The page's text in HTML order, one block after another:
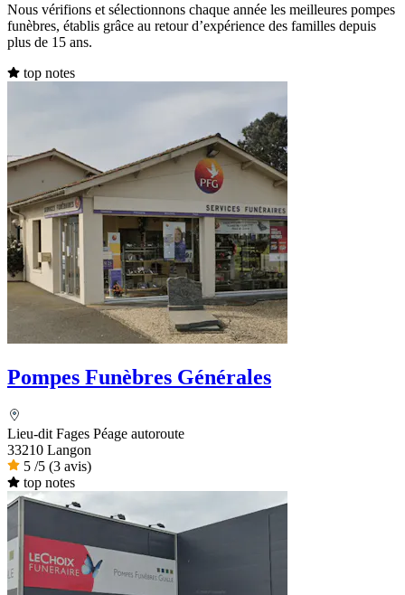
Nous vérifions et sélectionnons chaque année les meilleures pompes
funèbres, établis grâce au retour d’expérience des familles depuis
plus de 15 ans.
top notes
Pompes Funèbres Générales
Lieu-dit Fages Péage autoroute
33210 Langon
5 /5 (3 avis)
top notes